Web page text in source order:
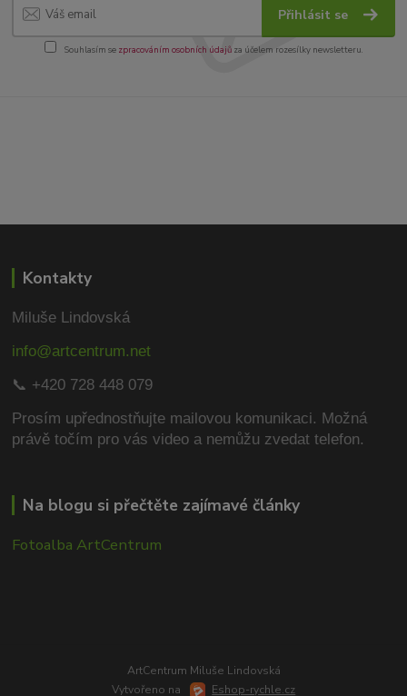
Přihlásit se
Souhlasím se zpracováním osobních údajůza účelem rozesílky newsletteru.
Kontakty
Miluše Lindovská
info@artcentrum.net
📞 +420 728 448 079
Prosím upřednostňujte mailovou komunikaci. Možná
právě točím pro vás video a nemůžu zvedat telefon.
Na blogu si přečtěte zajímavé články
Fotoalba ArtCentrum
ArtCentrum Miluše Lindovská
Vytvořeno na
Eshop-rychle.cz